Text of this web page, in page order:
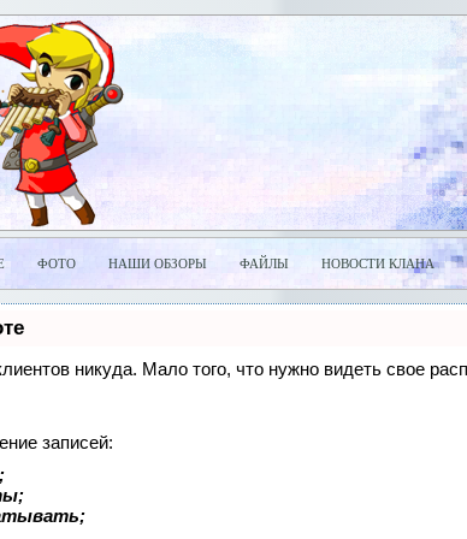
ФОТО НАШИ ОБЗОРЫ ФАЙЛЫ НОВОСТИ КЛАНА
никуда. Мало того, что нужно видеть свое
записей: